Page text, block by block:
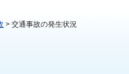
> 交通事故の発生状況